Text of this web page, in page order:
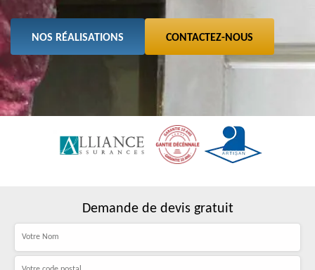
NOS RÉALISATIONS CONTACTEZ-NOUS
Demande de devis gratuit